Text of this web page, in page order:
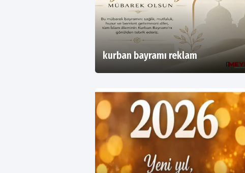
kurban bayramı reklam